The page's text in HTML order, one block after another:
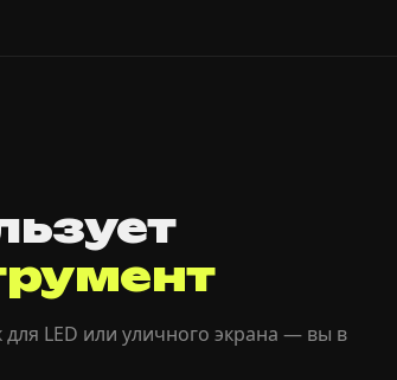
LED или уличного экрана — вы в